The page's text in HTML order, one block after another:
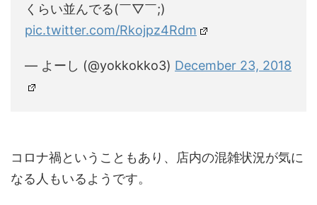
くらい並んでる(￣▽￣;)
pic.twitter.com/Rkojpz4Rdm
— よーし (@yokkokko3) December 23, 2018
コロナ禍ということもあり、店内の混雑状況が気に
なる人もいるようです。